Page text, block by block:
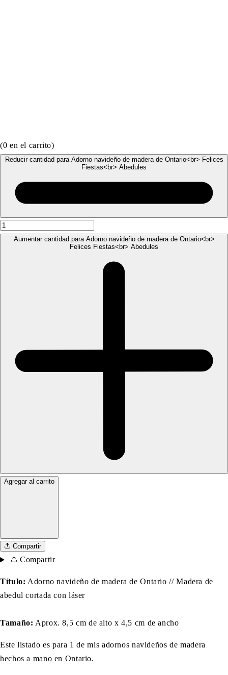
(0 en el carrito)
Reducir cantidad para Adorno navideño de madera de Ontario<br> Felices
Fiestas<br> Abedules
Aumentar cantidad para Adorno navideño de madera de Ontario<br>
Felices Fiestas<br> Abedules
Agregar al carrito
Compartir
Compartir
Título: Adorno navideño de madera de Ontario // Madera de
abedul cortada con láser
Tamaño: Aprox. 8,5 cm de alto x 4,5 cm de ancho
Este listado es para 1 de mis adornos navideños de madera
hechos a mano en Ontario.